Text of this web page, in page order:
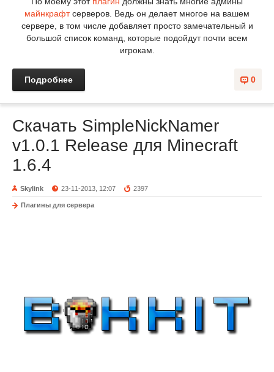
майнкрафтсерверов. Ведь он делает многое на вашем
сервере, в том числе добавляет просто замечательный и
большой список команд, которые подойдут почти всем
игрокам.
0
Подробнее
Скачать SimpleNickNamer
v1.0.1 Release для Minecraft
1.6.4
Skylink 23-11-2013, 12:07 2397
Плагины для сервера